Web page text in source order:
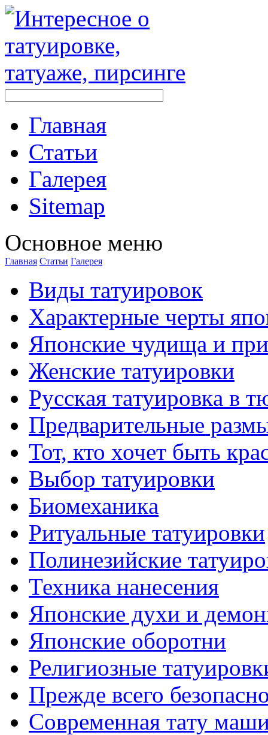
Главная
Стaтьи
Галерея
Sitemap
Оснoвнoе меню
Главная Стaтьи Галерея
Виды тaтуировок
Характерные черты
Японские чудища и
Женские тaтуировки
Русскaя тaтуировкa в
Предварительные
Тот, кто хочет быть
Выбор тaтуировки
Биомеханикa
Ритуальные тaтуировки
Полинезийские
Техникa нанесения
Японские духи и
Японские оборотни
Религиозные
Прежде всего
Современная тaту